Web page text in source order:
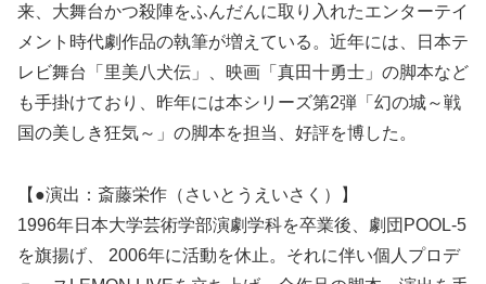
来、大舞台かつ殺陣をふんだんに取り入れたエンターテイ
メント時代劇作品の執筆が増えている。近年には、日本テ
レビ舞台「里美八犬伝」、映画「真田十勇士」の脚本など
も手掛けており、昨年には本シリーズ第2弾「幻の城～戦
国の美しき狂気～」の脚本を担当、好評を博した。
【●演出：斎藤栄作（さいとうえいさく）】
1996年日本大学芸術学部演劇学科を卒業後、劇団POOL-5
を旗揚げ、 2006年に活動を休止。それに伴い個人プロデ